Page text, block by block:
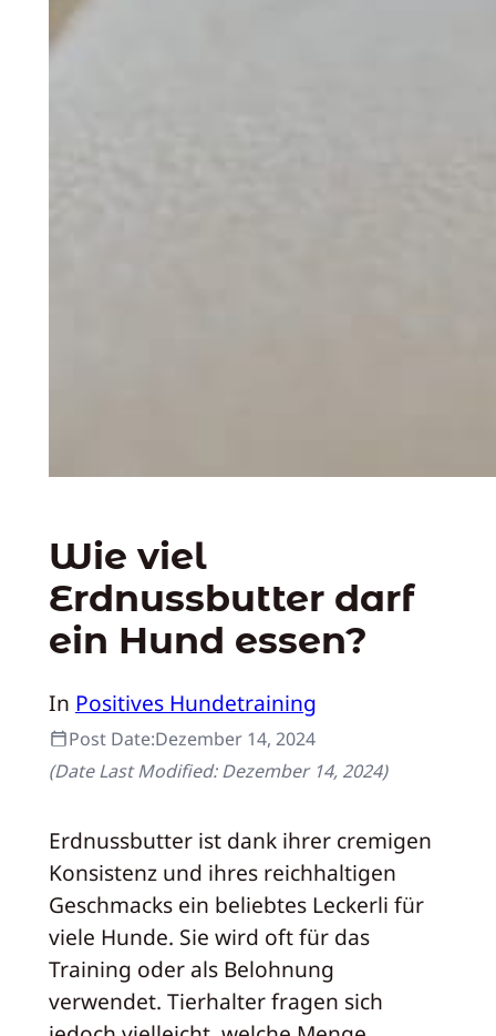
Wie viel
Erdnussbutter darf
ein Hund essen?
In Positives Hundetraining
Post Date:Dezember 14, 2024
(Date Last Modified:Dezember 14, 2024)
Erdnussbutter ist dank ihrer cremigen
Konsistenz und ihres reichhaltigen
Geschmacks ein beliebtes Leckerli für
viele Hunde. Sie wird oft für das
Training oder als Belohnung
verwendet. Tierhalter fragen sich